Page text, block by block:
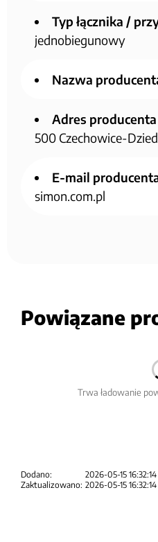
Typ łącznika /
jednobiegunowy
Nazwa
Adres producenta
500 Czechowice-
E-mail
simon.com.pl
Powiązane
Trwa ładowanie
Dodano:
2026-05-15 16:32:14
Zaktualizowano: 2026-05-15 16:32:14